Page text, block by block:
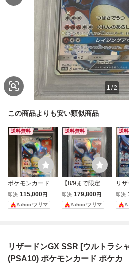
1 /2
この商品よりも安い類似商品
送料無料
ポケモンカード 2
018年 リザードン
GX 209/150 SSR
GXウルトラシャ
即決 115,000円
Yahoo!フリマ
送料無料
【8/9まで限定出
品】リザードンG
X SSR PSA9 209/
150 ウルトラシャ
即決 179,800円
Yahoo!フリマ
送
リ
R
シャ
50
即決
リザードンGX SSR [ウルトラシ
(PSA10) ポケモンカード ポケカ